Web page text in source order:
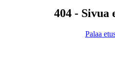
404 - Sivua
Palaa